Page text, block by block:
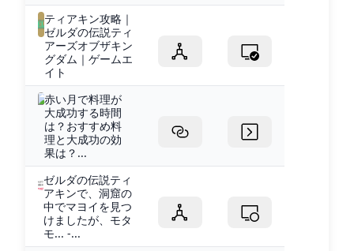
ティアキン攻略｜
ゼルダの伝説ティ
アーズオブザキン
グダム｜ゲームエ
イト
赤い月で料理が
大成功する時間
は？おすすめ料
理と大成功の効
果は？...
ゼルダの伝説ティ
アキンで、洞窟の
中でマヨイを見つ
けましたが、モタ
モ... -...